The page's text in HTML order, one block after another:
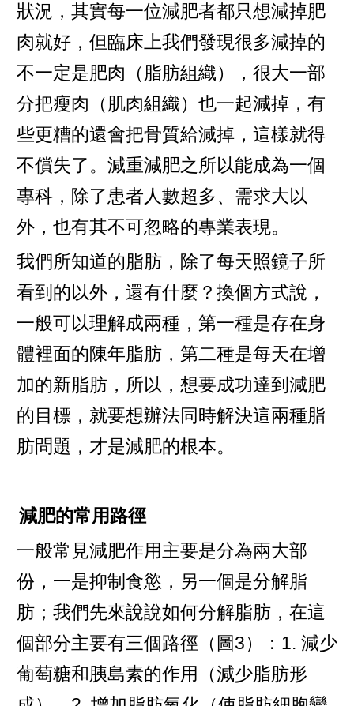
狀況，其實每一位減肥者都只想減掉肥
肉就好，但臨床上我們發現很多減掉的
不一定是肥肉（脂肪組織），很大一部
分把瘦肉（肌肉組織）也一起減掉，有
些更糟的還會把骨質給減掉，這樣就得
不償失了。減重減肥之所以能成為一個
專科，除了患者人數超多、需求大以
外，也有其不可忽略的專業表現。
我們所知道的脂肪，除了每天照鏡子所
看到的以外，還有什麼？換個方式說，
一般可以理解成兩種，第一種是存在身
體裡面的陳年脂肪，第二種是每天在增
加的新脂肪，所以，想要成功達到減肥
的目標，就要想辦法同時解決這兩種脂
肪問題，才是減肥的根本。
減肥的常用路徑
一般常見減肥作用主要是分為兩大部
份，一是抑制食慾，另一個是分解脂
肪；我們先來說說如何分解脂肪，在這
個部分主要有三個路徑（圖3）：1. 減少
葡萄糖和胰島素的作用（減少脂肪形